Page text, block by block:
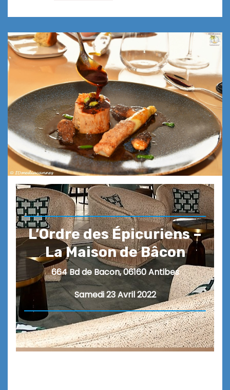
L’Ordre des Épicuriens –
La Maison de Bâcon
664 Bd de Bacon, 06160 Antibes
Samedi 23 Avril 2022